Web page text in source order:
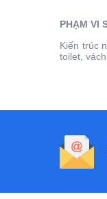
PHẠM VI
Kiến trúc
toilet,